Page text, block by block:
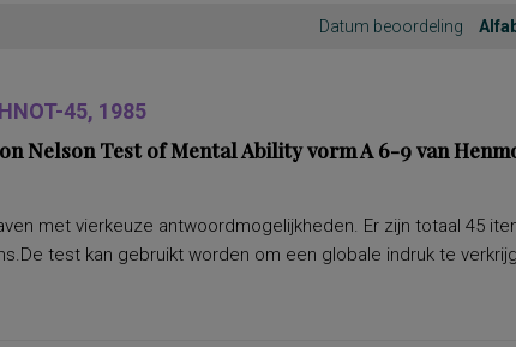
Datum beoordeling
45, 1985
Nelson Test of Mental Ability vorm A 6-9 van
met vierkeuze antwoordmogelijkheden. Er zijn totaal 45
test kan gebruikt worden om een globale indruk te